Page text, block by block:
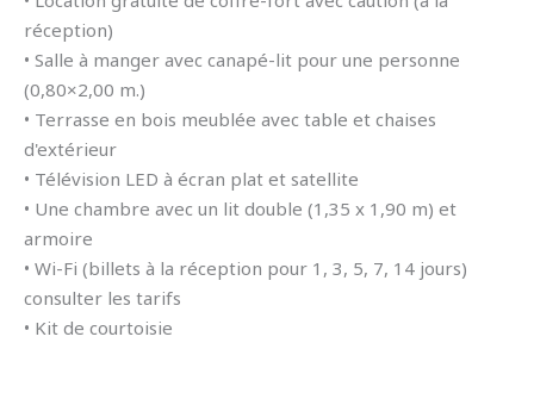
réception)
• Salle à manger avec canapé-lit pour une personne
(0,80×2,00 m.)
• Terrasse en bois meublée avec table et chaises
d'extérieur
• Télévision LED à écran plat et satellite
• Une chambre avec un lit double (1,35 x 1,90 m) et
armoire
• Wi-Fi (billets à la réception pour 1, 3, 5, 7, 14 jours)
consulter les tarifs
• Kit de courtoisie